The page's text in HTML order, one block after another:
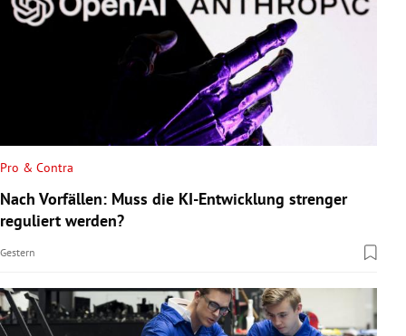
Pro & Contra
Nach Vorfällen: Muss die KI-Entwicklung strenger
reguliert werden?
Gestern